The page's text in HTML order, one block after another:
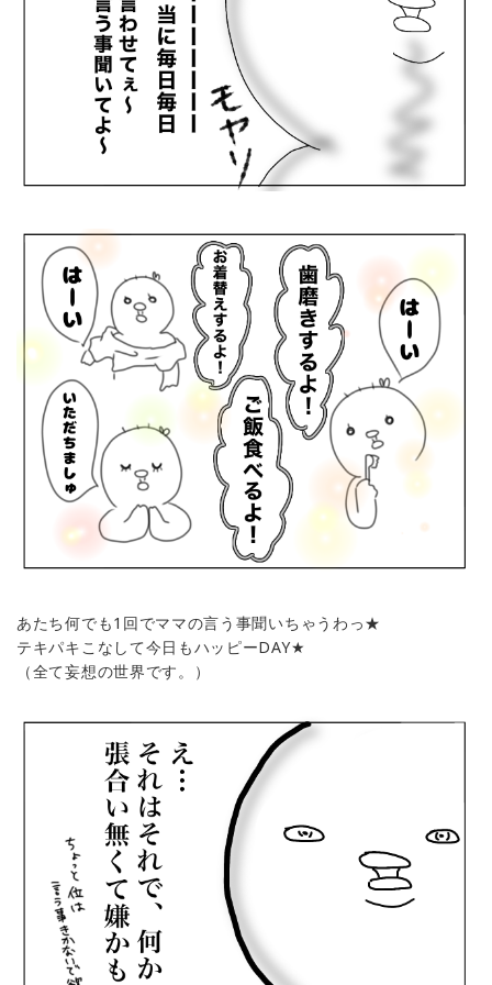
あたち何でも1回でママの言う事聞いちゃうわっ★
テキパキこなして今日もハッピーDAY★
（全て妄想の世界です。）